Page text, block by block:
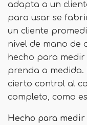
adapta a un
para usar se
un cliente
nivel de mano de
hecho para medir
prenda a
cierto control al
completo, como
Hecho para medir